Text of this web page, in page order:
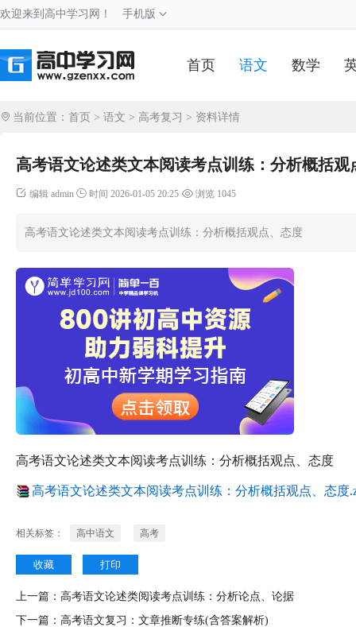
欢迎来到高中学习网！ 手机版
首页 语文 数学
当前位置： 首页 > 语文 > 高考复习 > 资料详情
高考语文论述类文本阅读考点训练：分析概括观
编辑 admin 时间 2026-01-05 20:25 浏览 1045
高考语文论述类文本阅读考点训练：分析概括观点、态度
高考语文论述类文本阅读考点训练：分析概括观点、态度
高考语文论述类文本阅读考点训练：分析概括观点、态度
相关标签： 高中语文 高考
收藏 打印
上一篇： 高考语文论述类阅读考点训练：分析论点、论据
下一篇： 高考语文复习：文章推断专练(含答案解析)